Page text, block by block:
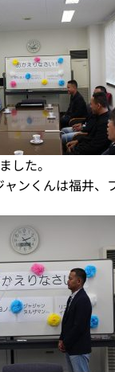
した。
ンくんは福井